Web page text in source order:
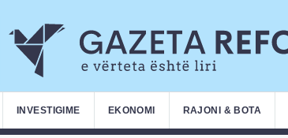
INVESTIGIME EKONOMI RAJONI & BOTA